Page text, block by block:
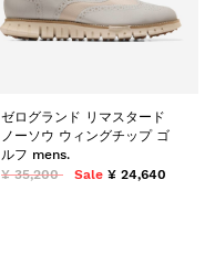
ゼログランド リマスタード
ノーソウ ウィングチップ ゴ
ルフ mens.
¥ 35,200
Sale ¥ 24,640